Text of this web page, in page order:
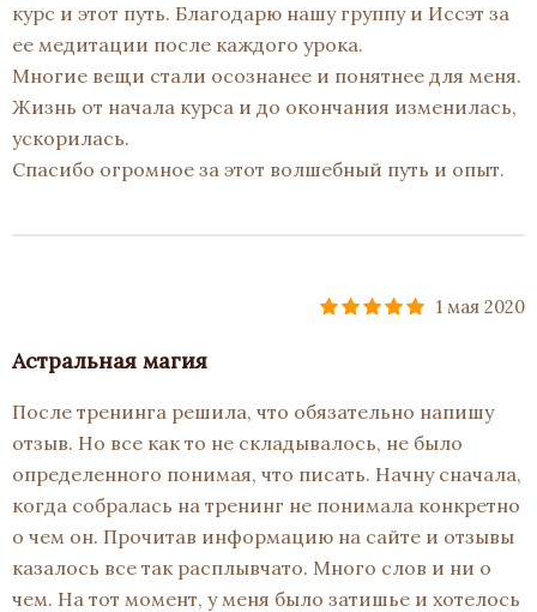
курс и этот путь. Благодарю нашу группу и Иссэт за
ее медитации после каждого урока.
Многие вещи стали осознанее и понятнее для меня.
Жизнь от начала курса и до окончания изменилась,
ускорилась.
Спасибо огромное за этот волшебный путь и опыт.
1 мая 2020
Астральная магия
После тренинга решила, что обязательно напишу
отзыв. Но все как то не складывалось, не было
определенного понимая, что писать. Начну сначала,
когда собралась на тренинг не понимала конкретно
о чем он. Прочитав информацию на сайте и отзывы
казалось все так расплывчато. Много слов и ни о
чем. На тот момент, у меня было затишье и хотелось